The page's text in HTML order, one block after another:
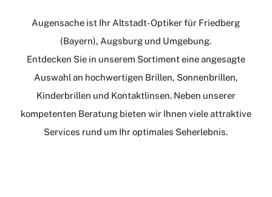
Augensache ist Ihr Altstadt-Optiker für Friedberg
(Bayern), Augsburg und Umgebung.
Entdecken Sie in unserem Sortiment eine angesagte
Auswahl an hochwertigen Brillen, Sonnenbrillen,
Kinderbrillen und Kontaktlinsen. Neben unserer
kompetenten Beratung bieten wir Ihnen viele attraktive
Services rund um Ihr optimales Seherlebnis.